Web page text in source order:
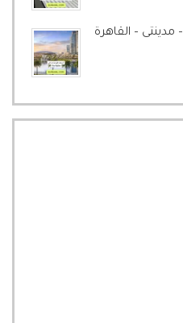
أسعار الوحدات فى The Spine – مدينتى – القاهرة